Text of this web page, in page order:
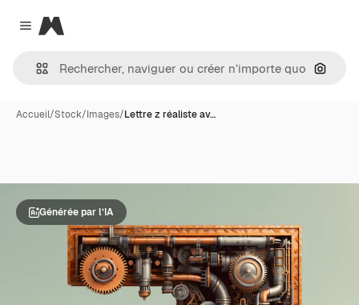
Close menu
Magnific
Accueil/Stock/Images/Lettre z réaliste av…
Générée par l’IA